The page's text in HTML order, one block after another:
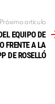
Próximo artículo
EQUIPO DE
FRENTE A LA
DE ROSELLÓ